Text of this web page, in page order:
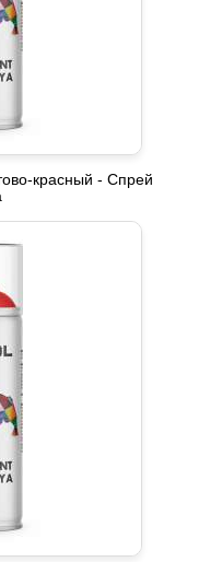
красный - Спрей